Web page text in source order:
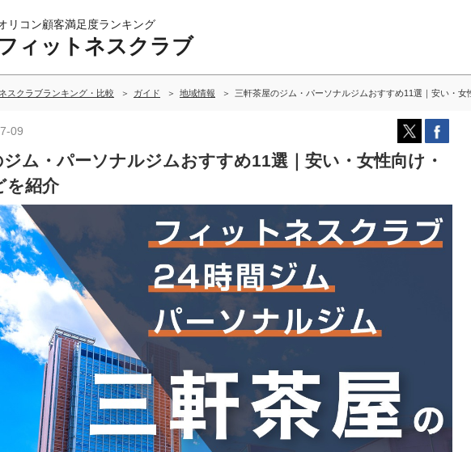
リコン顧客満足度ランキング
ィットネスクラブ
スクラブランキング・比較 ガイド 地域情報 三軒茶屋のジム・パーソナルジムおすすめ11選｜安い・女
09
ム・パーソナルジムおすすめ11選｜安い・女性向け・
を紹介